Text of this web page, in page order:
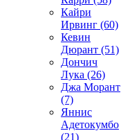
Кайри
Ирвинг (60)
Кевин
Дюрант (51)
Дончич
Лука (26)
Джа Морант
(7)
Яннис
Адетокумбо
(21)